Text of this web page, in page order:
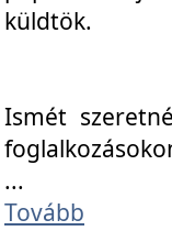
küldtök.
Ismét
...
Tovább